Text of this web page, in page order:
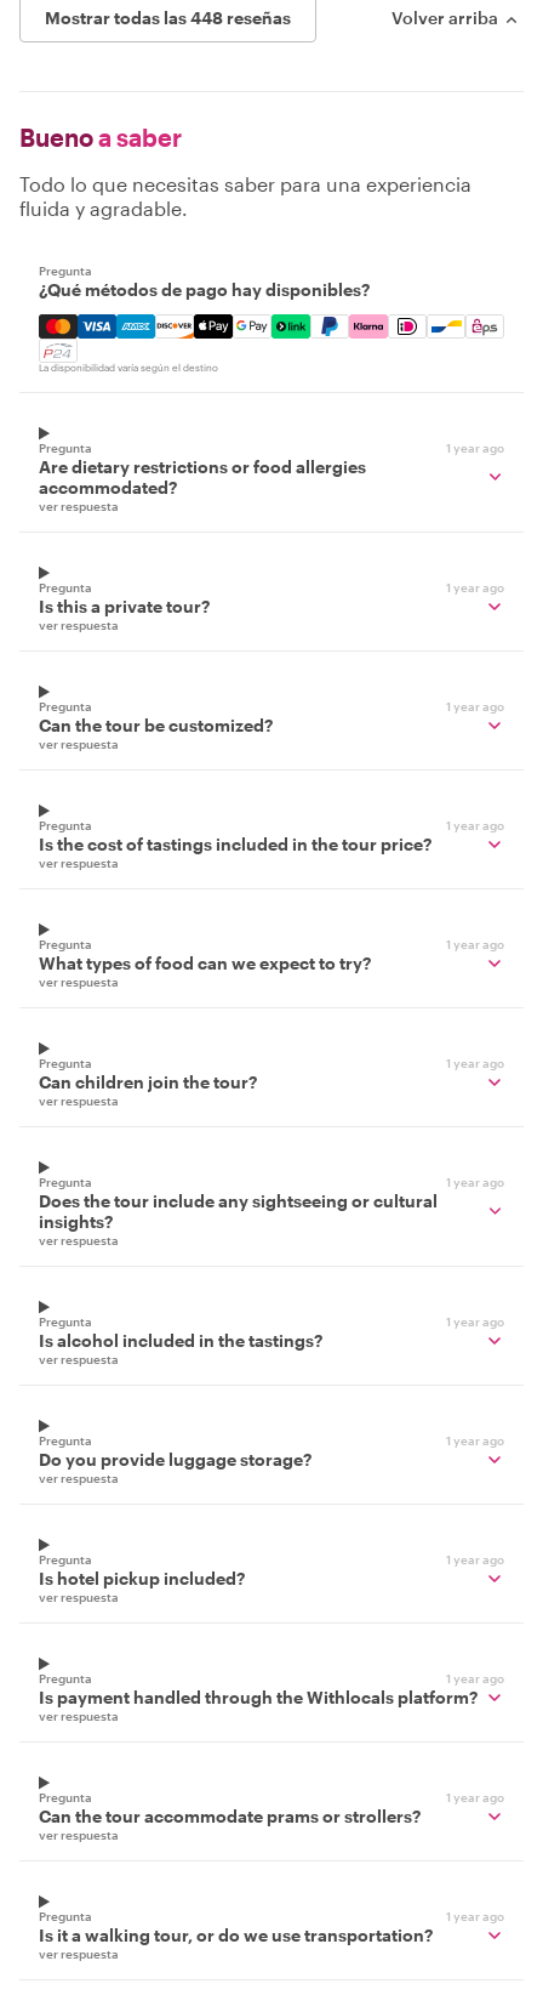
Mostrar todas las 448 reseñas Volver arriba
Buenoa saber
Todo lo que necesitas saber para una experiencia
fluida y agradable.
Pregunta
¿Qué métodos de pago hay disponibles?
Mastercard, Visa, Amex, Discover, Apple Pay, Google
La disponibilidad varía según el destino
Pregunta 1 year ago
Are dietary restrictions or food allergies
accommodated?
ver respuesta
Pregunta 1 year ago
Is this a private tour?
ver respuesta
Pregunta 1 year ago
Can the tour be customized?
ver respuesta
Pregunta 1 year ago
Is the cost of tastings included in the tour price?
ver respuesta
Pregunta 1 year ago
What types of food can we expect to try?
ver respuesta
Pregunta 1 year ago
Can children join the tour?
ver respuesta
Pregunta 1 year ago
Does the tour include any sightseeing or cultural
insights?
ver respuesta
Pregunta 1 year ago
Is alcohol included in the tastings?
ver respuesta
Pregunta 1 year ago
Do you provide luggage storage?
ver respuesta
Pregunta 1 year ago
Is hotel pickup included?
ver respuesta
Pregunta 1 year ago
Is payment handled through the Withlocals platform?
ver respuesta
Pregunta 1 year ago
Can the tour accommodate prams or strollers?
ver respuesta
Pregunta 1 year ago
Is it a walking tour, or do we use transportation?
ver respuesta